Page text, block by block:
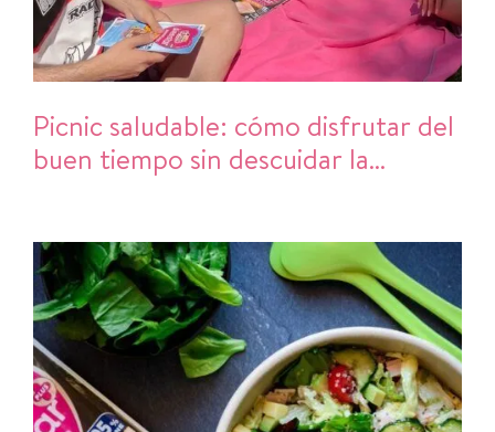
Picnic saludable: cómo disfrutar del
buen tiempo sin descuidar la